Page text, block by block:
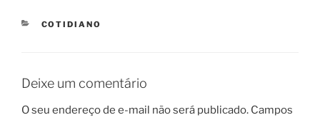
CATEGORIES
COTIDIANO
Deixe um comentário
O seu endereço de e-mail não será publicado. Campos